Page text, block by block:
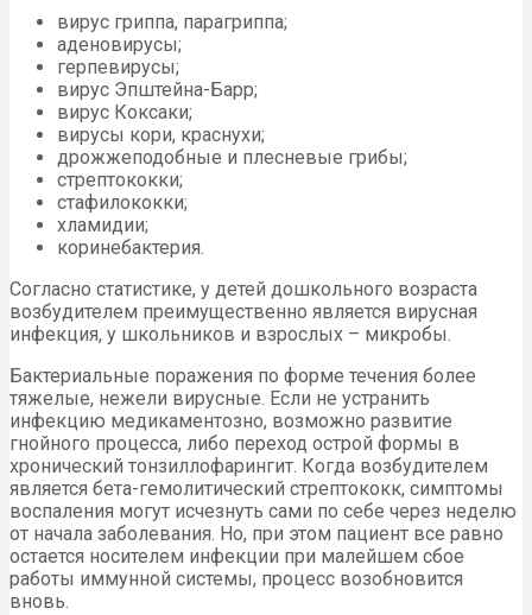
вирус гриппа, парагриппа;
аденовирусы;
герпевирусы;
вирус Эпштейна-Барр;
вирус Коксаки;
вирусы кори, краснухи;
дрожжеподобные и плесневые грибы;
стрептококки;
стафилококки;
хламидии;
коринебактерия.
Согласно статистике, у детей дошкольного возраста
возбудителем преимущественно является вирусная
инфекция, у школьников и взрослых – микробы.
Бактериальные поражения по форме течения более
тяжелые, нежели вирусные. Если не устранить
инфекцию медикаментозно, возможно развитие
гнойного процесса, либо переход острой формы в
хронический тонзиллофарингит. Когда возбудителем
является бета-гемолитический стрептококк, симптомы
воспаления могут исчезнуть сами по себе через неделю
от начала заболевания. Но, при этом пациент все равно
остается носителем инфекции при малейшем сбое
работы иммунной системы, процесс возобновится
вновь.